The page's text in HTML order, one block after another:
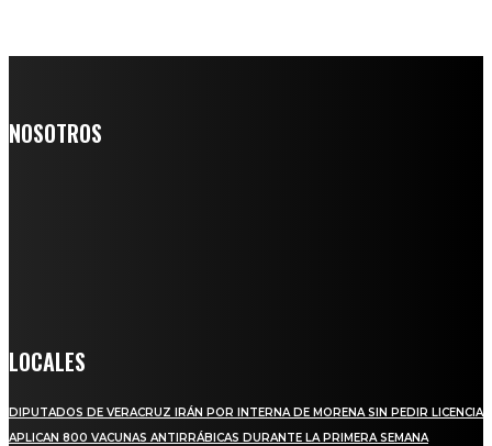
NOSOTROS
LOCALES
DIPUTADOS DE VERACRUZ IRÁN POR INTERNA DE MORENA SIN PEDIR LICENCIA
APLICAN 800 VACUNAS ANTIRRÁBICAS DURANTE LA PRIMERA SEMANA